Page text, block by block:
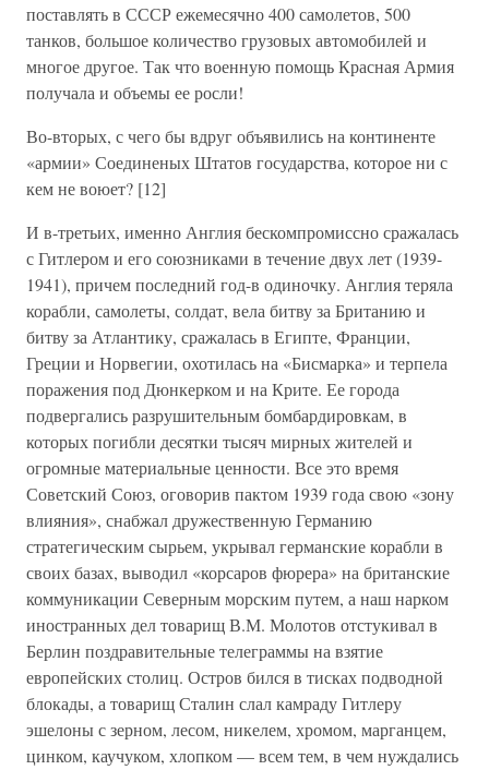
поставлять в СССР ежемесячно 400 самолетов, 500
танков, большое количество грузовых автомобилей и
многое другое. Так что военную помощь Красная Армия
получала и объемы ее росли!
Во-вторых, с чего бы вдруг объявились на континенте
«армии» Соединеных Штатов государства, которое ни с
кем не воюет? [12]
И в-третьих, именно Англия бескомпромиссно сражалась
с Гитлером и его союзниками в течение двух лет (1939-
1941), причем последний год-в одиночку. Англия теряла
корабли, самолеты, солдат, вела битву за Британию и
битву за Атлантику, сражалась в Египте, Франции,
Греции и Норвегии, охотилась на «Бисмарка» и терпела
поражения под Дюнкерком и на Крите. Ее города
подвергались разрушительным бомбардировкам, в
которых погибли десятки тысяч мирных жителей и
огромные материальные ценности. Все это время
Советский Союз, оговорив пактом 1939 года свою «зону
влияния», снабжал дружественную Германию
стратегическим сырьем, укрывал германские корабли в
своих базах, выводил «корсаров фюрера» на британские
коммуникации Северным морским путем, а наш нарком
иностранных дел товарищ В.М. Молотов отстукивал в
Берлин поздравительные телеграммы на взятие
европейских столиц. Остров бился в тисках подводной
блокады, а товарищ Сталин слал камраду Гитлеру
эшелоны с зерном, лесом, никелем, хромом, марганцем,
цинком, каучуком, хлопком — всем тем, в чем нуждались